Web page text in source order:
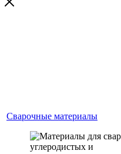
Сварочные материалы